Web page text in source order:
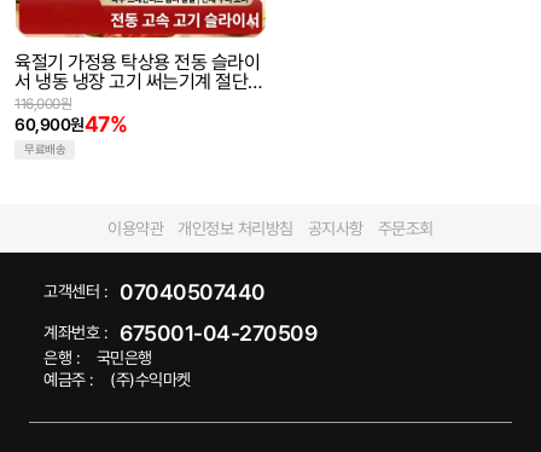
육절기 가정용 탁상용 전동 슬라이
서 냉동 냉장 고기 써는기계 절단기
커터기 두께조절가능
60,900원47%
116,000원
무료배송
이용약관 개인정보 처리방침 공지사항 주문조회
고객센터 : 07040507440
계좌번호 : 675001-04-270509
은행 :
국민은행
예금주 :
(주)수익마켓